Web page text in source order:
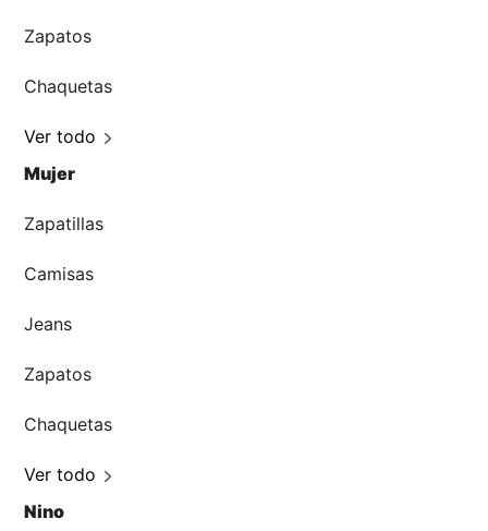
Zapatos
Chaquetas
Ver todo
Mujer
Zapatillas
Camisas
Jeans
Zapatos
Chaquetas
Ver todo
Nino